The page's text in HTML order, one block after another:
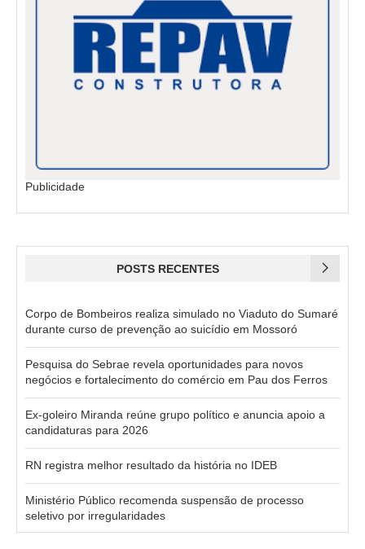
Publicidade
POSTS RECENTES
Corpo de Bombeiros realiza simulado no Viaduto do Sumaré
durante curso de prevenção ao suicídio em Mossoró
Pesquisa do Sebrae revela oportunidades para novos
negócios e fortalecimento do comércio em Pau dos Ferros
Ex-goleiro Miranda reúne grupo político e anuncia apoio a
candidaturas para 2026
RN registra melhor resultado da história no IDEB
Ministério Público recomenda suspensão de processo
seletivo por irregularidades